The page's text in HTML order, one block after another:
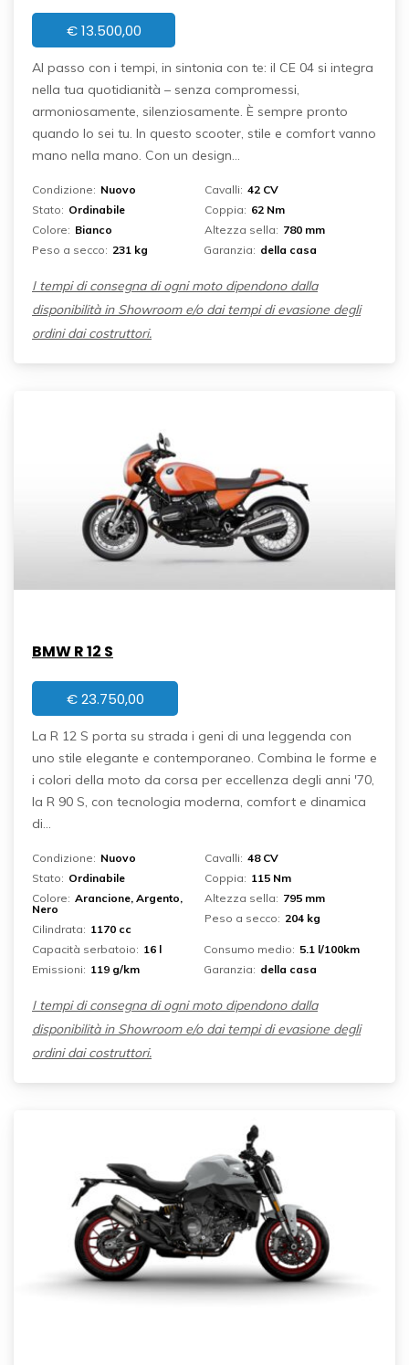
€13.500,00
Al passo con i tempi, in sintonia con te: il CE 04 si integra
nella tua quotidianità – senza compromessi,
armoniosamente, silenziosamente. È sempre pronto
quando lo sei tu. In questo scooter, stile e comfort vanno
mano nella mano. Con un design...
Condizione: Nuovo
Stato: Ordinabile
Colore: Bianco
Cavalli: 42 CV
Coppia: 62 Nm
Altezza sella: 780 mm
Peso a secco: 231 kg Garanzia: della casa
I tempi di consegna di ogni moto dipendono dalla
disponibilità in Showroom e/o dai tempi di evasione degli
ordini dai costruttori.
BMW R 12 S
€23.750,00
La R 12 S porta su strada i geni di una leggenda con
uno stile elegante e contemporaneo. Combina le forme e
i colori della moto da corsa per eccellenza degli anni '70,
la R 90 S, con tecnologia moderna, comfort e dinamica
di...
Condizione: Nuovo
Stato: Ordinabile
Colore: Arancione, Argento,
Nero
Cilindrata: 1170 cc
Cavalli: 48 CV
Coppia: 115 Nm
Altezza sella: 795 mm
Peso a secco: 204 kg
Capacità serbatoio: 16 l Consumo medio: 5.1 l/100km
Emissioni: 119 g/km Garanzia: della casa
I tempi di consegna di ogni moto dipendono dalla
disponibilità in Showroom e/o dai tempi di evasione degli
ordini dai costruttori.